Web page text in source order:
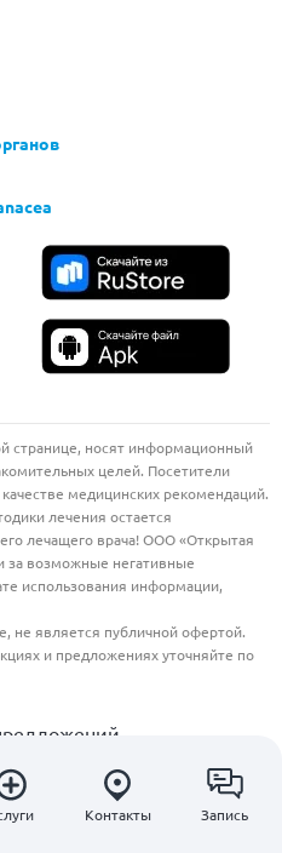
странице, носят информационный
целей. Посетители
медицинских рекомендаций.
лечения остается
лечащего врача! ООО «Открытая
за возможные негативные
использования информации,
не является публичной офертой.
и предложениях уточняйте по
оказания услуг
Контакты Запись